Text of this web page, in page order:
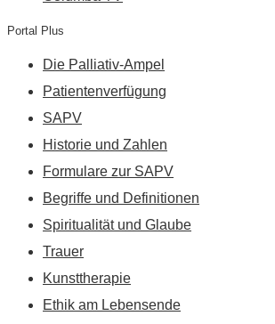
Portal Plus
Die Palliativ-Ampel
Patientenverfügung
SAPV
Historie und Zahlen
Formulare zur SAPV
Begriffe und Definitionen
Spiritualität und Glaube
Trauer
Kunsttherapie
Ethik am Lebensende